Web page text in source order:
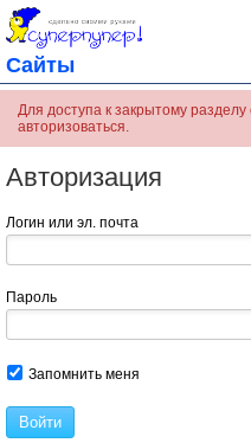
Сайты
Для доступа к закрытому
авторизоваться.
Авторизация
Логин или эл. почта
Пароль
Запомнить меня
Войти